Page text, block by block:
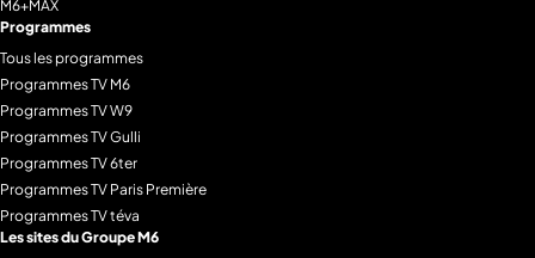
M6+MAX
Programmes
Tous les programmes
Programmes TV M6
Programmes TV W9
Programmes TV Gulli
Programmes TV 6ter
Programmes TV Paris Première
Programmes TV téva
Les sites du Groupe M6